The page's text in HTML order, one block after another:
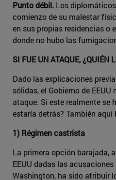
Punto débil. Los
comienzo de su malestar
en sus propias residencias o
donde no hubo las
SI FUE UN ATAQUE, ¿QUIÉN
Dado las explicaciones
sólidas, el Gobierno de
ataque. Si este realmente se
estaría detrás? También
1) Régimen castrista
La primera opción barajada,
EEUU dadas las
Washington, ha sido atribuir